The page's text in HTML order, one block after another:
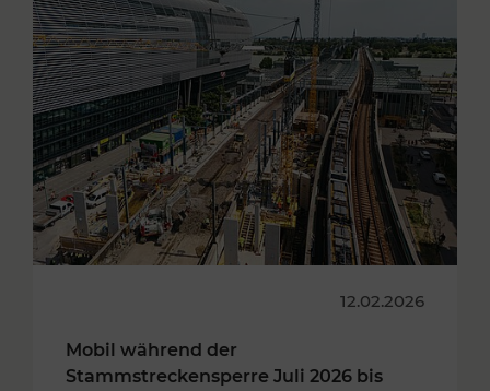
12.02.2026
Mobil während der
Stammstreckensperre Juli 2026 bis